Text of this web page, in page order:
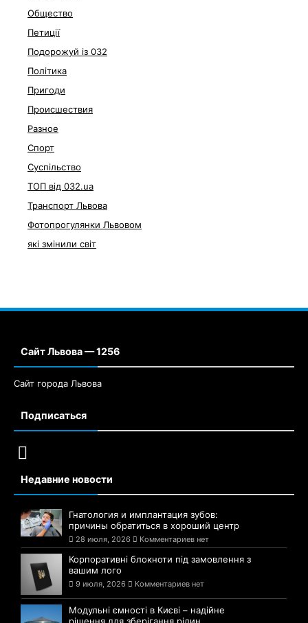
Общество
Петиції
Подорожуй із 032
Політика
Пригоди
Происшествия
Разное
Спорт
Суспільство
ТОП від 032.ua
Транспорт Львова
Фотопрогулянки Львовом
які змінили світ
Сайт Львова — 1256
Сайт города Львова
Подписаться
Недавние новости
Гнатология и имплантация зубов:
причины обратиться в хороший центр
28 июля, 2026 Комментариев нет
Корпоративні блокноти під замовлення з
вашим лого
9 июля, 2026 Комментариев нет
Модульні ємності в Києві – надійне